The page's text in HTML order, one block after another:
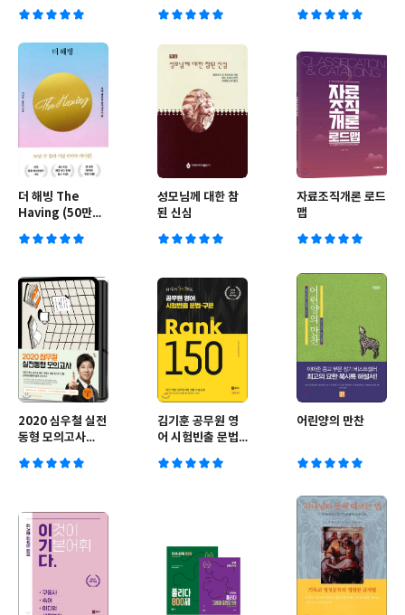
더 해빙 The
Having (50만부
션)
성모님께 대한 참
된 신심
자료조직개론 로드
맵
2020 심우철 실전
동형 모의고사
김기훈 공무원 영
어 시험빈출 문법
어린양의 만찬